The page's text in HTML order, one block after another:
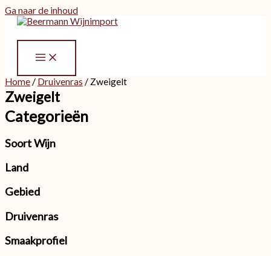
Ga naar de inhoud
Home/ Druivenras / Zweigelt
Zweigelt
Categorieën
Soort Wijn
Land
Gebied
Druivenras
Smaakprofiel